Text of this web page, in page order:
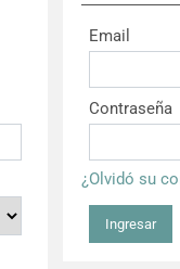
Email
Contraseña
¿Olvidó su
Ingresar